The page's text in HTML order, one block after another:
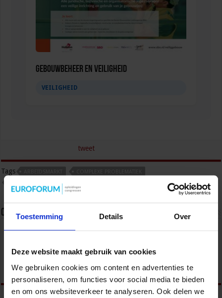
Toestemming Details Over
Deze website maakt gebruik van cookies
We gebruiken cookies om content en advertenties te
personaliseren, om functies voor social media te bieden
en om ons websiteverkeer te analyseren. Ook delen we
Gebouwbeheer en veiligheid
VEILIGHEID
tweet
Tags
OPENBARE ORDE EN VEILIGHEID
Over sbo
Het Studiecentrum voor Bedrijf en Overheid (SBO)
congressen over o.a. onderwijs, veiligheid, milieu
& RO, zorg, bouw & infra en overheid.